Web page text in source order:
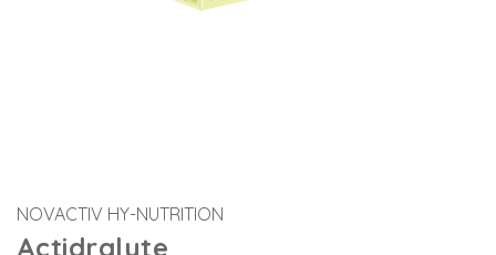
NOVACTIV HY-NUTRITION
Actidralyte